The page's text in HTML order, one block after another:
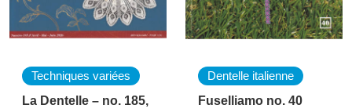
Techniques variées
La Dentelle – no. 185,
Dentelle italienne
Fuselliamo no. 40